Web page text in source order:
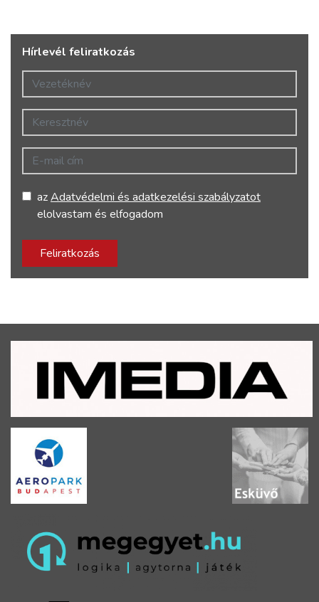
Hírlevél feliratkozás
Vezetéknév
Keresztnév
E-mail cím
azAdatvédelmi és adatkezelési szabályzatot
elolvastam és elfogadom
Feliratkozás